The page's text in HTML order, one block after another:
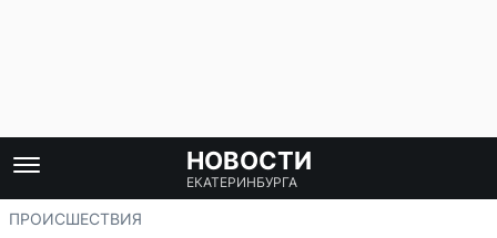
НОВОСТИ
ЕКАТЕРИНБУРГА
ПРОИСШЕСТВИЯ